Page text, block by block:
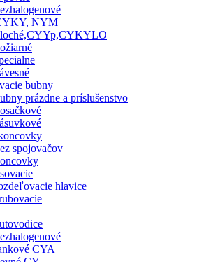
NYM
bubny
prázdne a príslušenstvo
spojovačov
hlavice
CYA